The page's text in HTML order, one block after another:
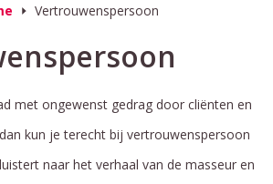
Vertrouwenspersoon
met ongewenst gedrag door cliënten en
kun je terecht bij vertrouwenspersoon
naar het verhaal van de masseur en